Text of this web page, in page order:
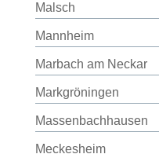
Malsch
Mannheim
Marbach am Neckar
Markgröningen
Massenbachhausen
Meckesheim